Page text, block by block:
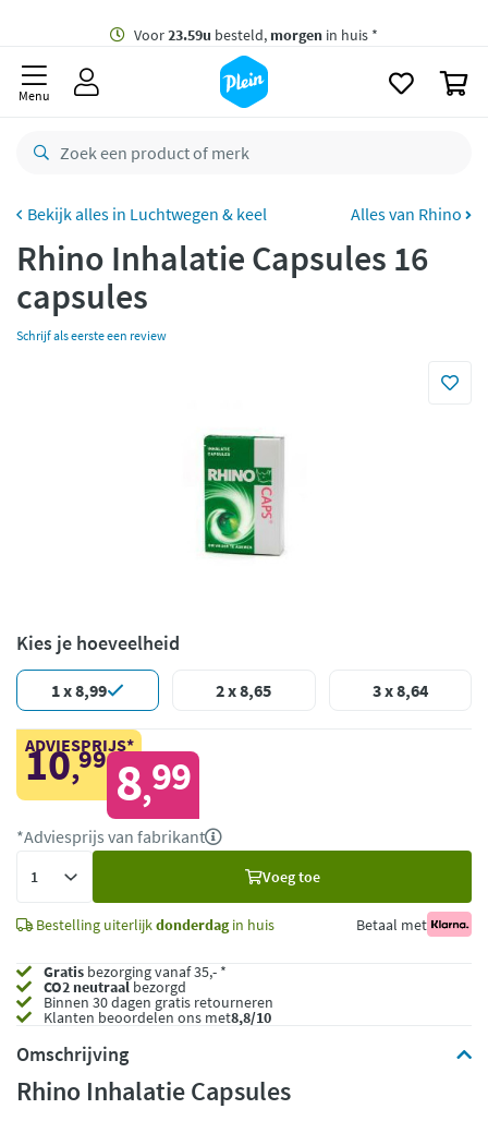
besteld,
retourneren
CO2 neutraal
Betaal met Klarna
Menu
Luchtwegen & keel Alles van Rhino
Rhino Inhalatie Capsules 16
capsules
Schrijf als eerste een review
Kies je hoeveelheid
1 x 8,99 2 x 8,65 3 x 8,64
ADVIESPRIJS*
10,99 8,99
*Adviesprijs van fabrikant
Voeg toe
Bestelling uiterlijkdonderdagin huis Betaal met
Gratis bezorging vanaf 35,- *
CO2 neutraalbezorgd
Binnen 30 dagen gratis retourneren
Klanten beoordelen ons met8,8/10
Omschrijving
Rhino Inhalatie Capsules